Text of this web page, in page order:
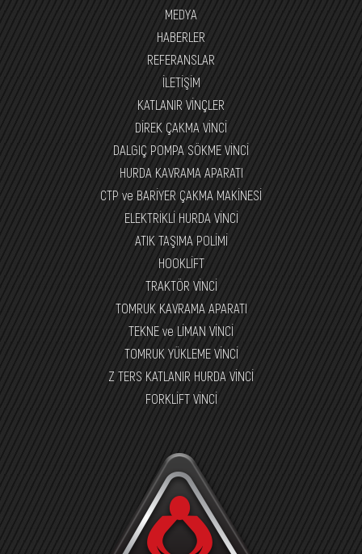
MEDYA
HABERLER
REFERANSLAR
İLETİŞİM
KATLANIR VİNÇLER
DİREK ÇAKMA VİNCİ
DALGIÇ POMPA SÖKME VİNCİ
HURDA KAVRAMA APARATI
CTP ve BARİYER ÇAKMA MAKİNESİ
ELEKTRİKLİ HURDA VİNCİ
ATIK TAŞIMA POLİMİ
HOOKLİFT
TRAKTÖR VİNCİ
TOMRUK KAVRAMA APARATI
TEKNE ve LİMAN VİNCİ
TOMRUK YÜKLEME VİNCİ
Z TERS KATLANIR HURDA VİNCİ
FORKLİFT VİNCİ